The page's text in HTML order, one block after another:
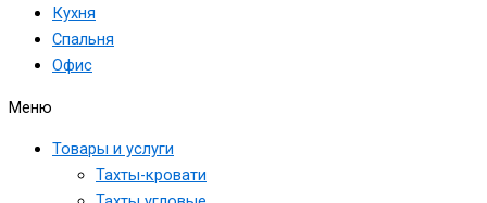
Кухня
Спальня
Офис
Меню
Товары и услуги
Тахты-кровати